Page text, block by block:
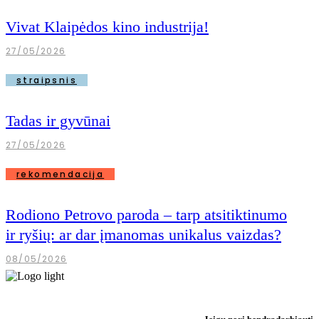
Vivat Klaipėdos kino industrija!
27/05/2026
straipsnis
Tadas ir gyvūnai
27/05/2026
rekomendacija
Rodiono Petrovo paroda – tarp atsitiktinumo
ir ryšių: ar dar įmanomas unikalus vaizdas?
08/05/2026